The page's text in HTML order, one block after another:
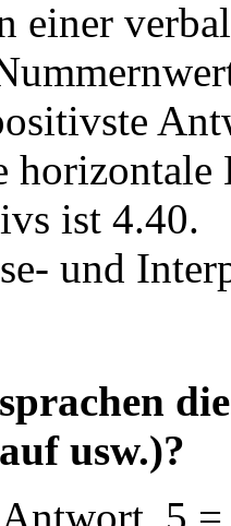
einer
ist 4.40.
und
usw.)?